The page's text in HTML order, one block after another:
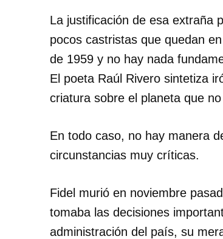
La justificación de esa extraña
pocos castristas que quedan
de 1959 y no hay nada
El poeta Raúl Rivero sintetiza
criatura sobre el planeta que
En todo caso, no hay manera
circunstancias muy críticas.
Fidel murió en noviembre
tomaba las decisiones
administración del país, su